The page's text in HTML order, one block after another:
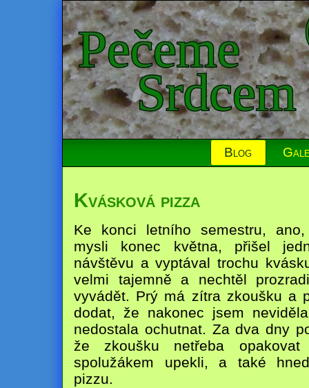
Blog
Kvásková pizza
Ke konci letního semestru,
mysli konec května, přišel
návštěvu a vyptával trochu
velmi tajemně a nechtěl
vyvádět. Prý má zítra zkoušku a
dodat, že nakonec jsem
nedostala ochutnat. Za dva dny
že zkoušku netřeba
spolužákem upekli, a také
pizzu.